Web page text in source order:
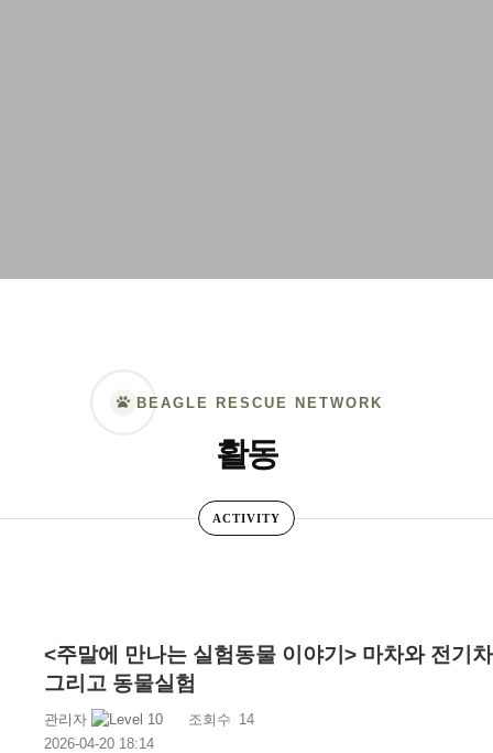
BEAGLE RESCUE NETWORK
활동
ACTIVITY
<주말에 만나는 실험동물 이야기> 마차와 전기
그리고 동물실험
관리자 조회수 14
2026-04-20 18:14